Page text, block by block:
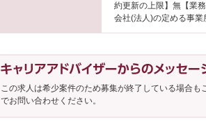
約更新の上限】無【業
会社(法人)の定める事業
この求人は希少案件のため募集が終了している場合も
でお問い合わせください。